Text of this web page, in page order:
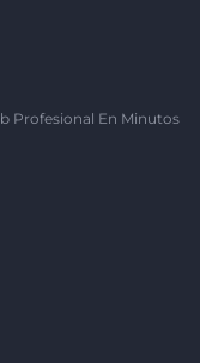
Profesional En Minutos